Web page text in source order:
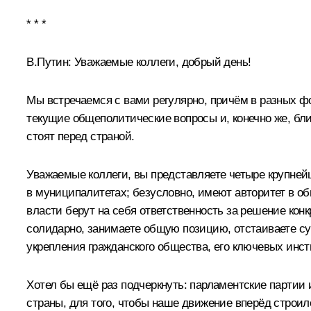
* * *
В.Путин: Уважаемые коллеги, добрый день!
Мы встречаемся с вами регулярно, причём в разных
текущие общеполитические вопросы и, конечно же,
стоят перед страной.
Уважаемые коллеги, вы представляете четыре
в муниципалитетах; безусловно, имеют авторитет в
власти берут на себя ответственность за решение
солидарно, занимаете общую позицию, отстаиваете
укрепления гражданского общества, его ключевых
Хотел бы ещё раз подчеркнуть: парламентские
страны, для того, чтобы наше движение вперёд